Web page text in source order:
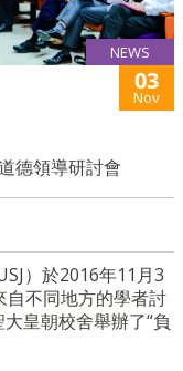
NEWS
03
Nov
德領導研討會
） 於2016年11月3
自不同地方的學者討
皇朝校舍舉辦了“負